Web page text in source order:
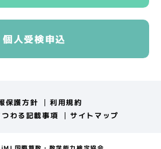
個人受検申込
保護方針
利用規約
わる記載事項
サイトマップ